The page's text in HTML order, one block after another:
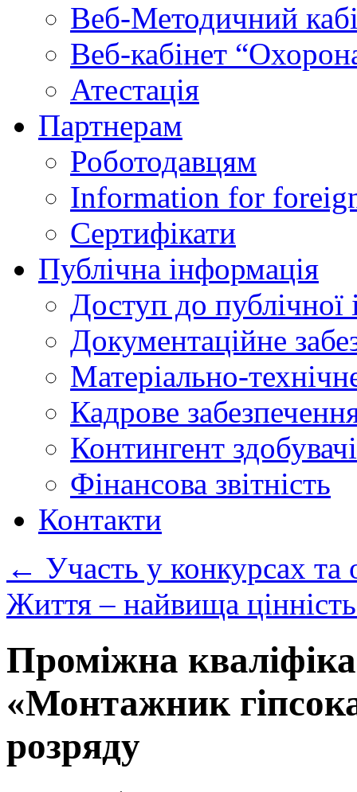
Веб-Методичний
Веб-кабінет
Атестація
Партнерам
Роботодавцям
Information for
Сертифікати
Публічна інформація
Доступ до публічної
Документаційне
Матеріально-
Кадрове
Контингент
Фінансова звітність
Контакти
← Участь у конкурсах та
Життя – найвища
Проміжна
«Монтажник
розряду